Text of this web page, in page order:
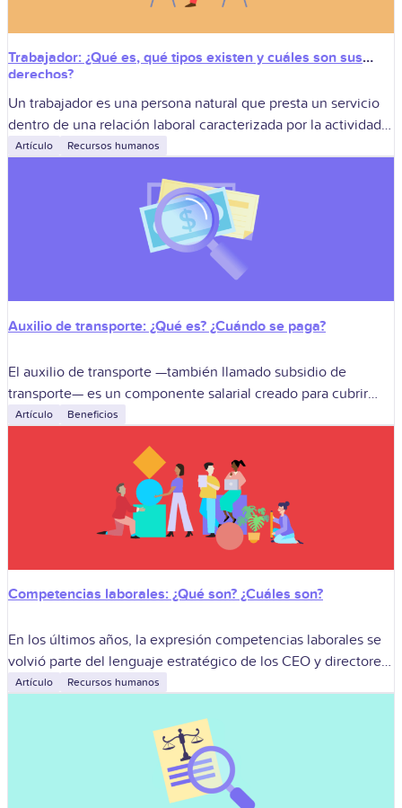
Trabajador: ¿Qué es, qué tipos existen y cuáles son sus
derechos?
Un trabajador es una persona natural que presta un servicio
dentro de una relación laboral caracterizada por la actividad
personal, la subordinación y el pago de un salario. Puede
Artículo Recursos humanos
Auxilio de transporte: ¿Qué es? ¿Cuándo se paga?
El auxilio de transporte —también llamado subsidio de
transporte— es un componente salarial creado para cubrir
parcialmente los costos diarios de desplazamiento entre la
Artículo Beneficios
Competencias laborales: ¿Qué son? ¿Cuáles son?
En los últimos años, la expresión competencias laborales se
volvió parte del lenguaje estratégico de los CEO y directores
de recursos humanos en Colombia. El concepto trasciende
Artículo Recursos humanos